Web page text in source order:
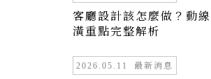
客廳設計該怎麼做？動
潢重點完整解析
2026.05.11 最新消息